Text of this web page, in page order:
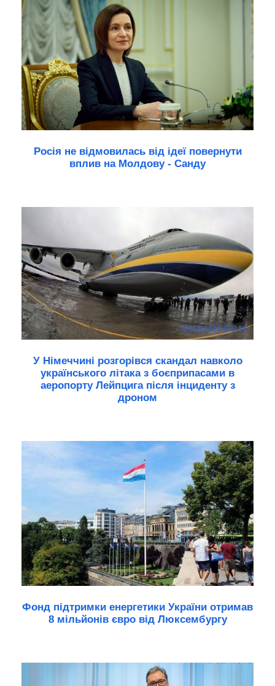
Росія не відмовилась від ідеї повернути
вплив на Молдову - Санду
У Німеччині розгорівся скандал навколо
українського літака з боєприпасами в
аеропорту Лейпцига після інциденту з
дроном
Фонд підтримки енергетики України отримав
8 мільйонів євро від Люксембургу